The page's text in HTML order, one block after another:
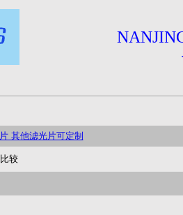
其他滤光片可定制
较